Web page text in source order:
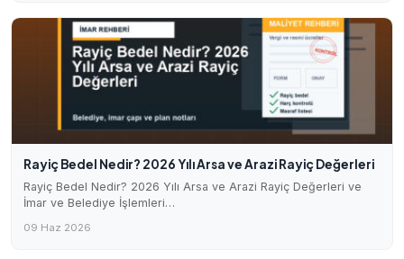
Rayiç Bedel Nedir? 2026 Yılı Arsa ve Arazi Rayiç Değerleri
Rayiç Bedel Nedir? 2026 Yılı Arsa ve Arazi Rayiç Değerleri ve
İmar ve Belediye İşlemleri…
09 Haz 2026